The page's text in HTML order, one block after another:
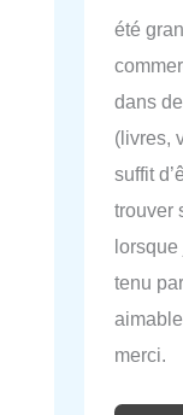
été
dans
(livres,
suffit
trouver
lorsque
tenu
merci.